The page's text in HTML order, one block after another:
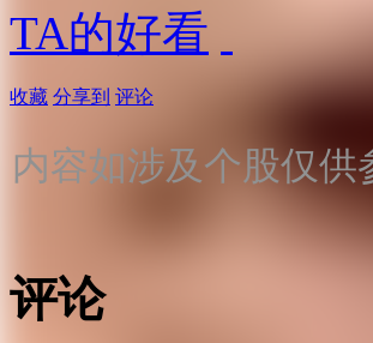
TA的好看
收藏 分享到 评论
内容如涉及个股仅
评论